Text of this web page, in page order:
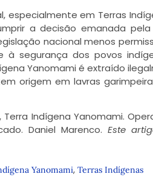
especialmente em Terras
a decisão emanada
nacional menos
à segurança dos povos
Yanomami é extraído
origem em lavras
Indígena Yanomami.
Daniel Marenco.Este
Yanomami, Terras Indígenas